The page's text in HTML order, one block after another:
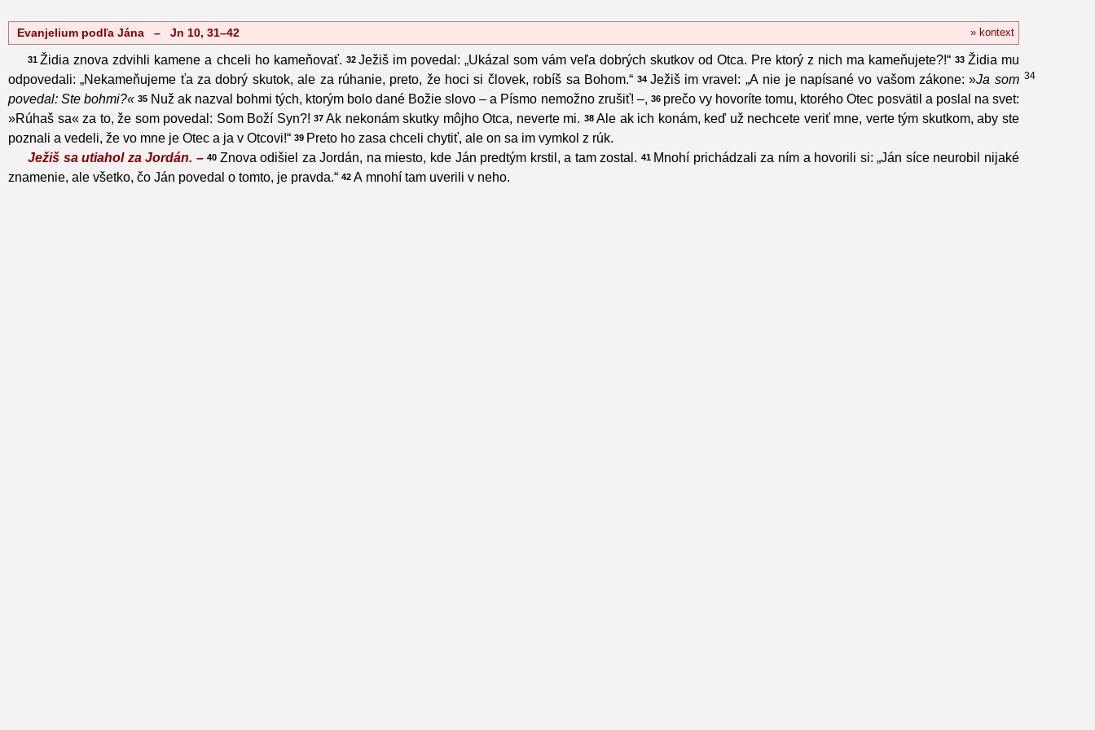
» kontext
Evanjelium podľa Jána – Jn 10, 31–42
31 Židia znova zdvihli kamene a chceli ho kameňovať. 32 Ježiš im povedal: „Ukázal som vám veľa dobrých skutkov od Otca. Pre ktorý z nich ma kameňujete?!“ 33 Židia mu
odpovedali: „Nekameňujeme ťa za dobrý skutok, ale za rúhanie, preto, že hoci si človek, robíš sa Bohom.“ 34 34
Ježiš im vravel: „A nie je napísané vo vašom zákone: »Ja som
povedal: Ste bohmi?« 35 Nuž ak nazval bohmi tých, ktorým bolo dané Božie slovo – a Písmo nemožno zrušiť! –, 36 prečo vy hovoríte tomu, ktorého Otec posvätil a poslal na svet:
»Rúhaš sa« za to, že som povedal: Som Boží Syn?! 37 Ak nekonám skutky môjho Otca, neverte mi. 38 Ale ak ich konám, keď už nechcete veriť mne, verte tým skutkom, aby ste
poznali a vedeli, že vo mne je Otec a ja v Otcovi!“ 39 Preto ho zasa chceli chytiť, ale on sa im vymkol z rúk.
Ježiš sa utiahol za Jordán. –40 Znova odišiel za Jordán, na miesto, kde Ján predtým krstil, a tam zostal. 41 Mnohí prichádzali za ním a hovorili si: „Ján síce neurobil nijaké
znamenie, ale všetko, čo Ján povedal o tomto, je pravda.“ 42 A mnohí tam uverili v neho.